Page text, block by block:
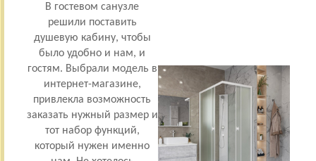
В гостевом санузле
решили поставить
душевую кабину, чтобы
было удобно и нам, и
гостям. Выбрали модель в
интернет-магазине,
привлекла возможность
заказать нужный размер и
тот набор функций,
который нужен именно